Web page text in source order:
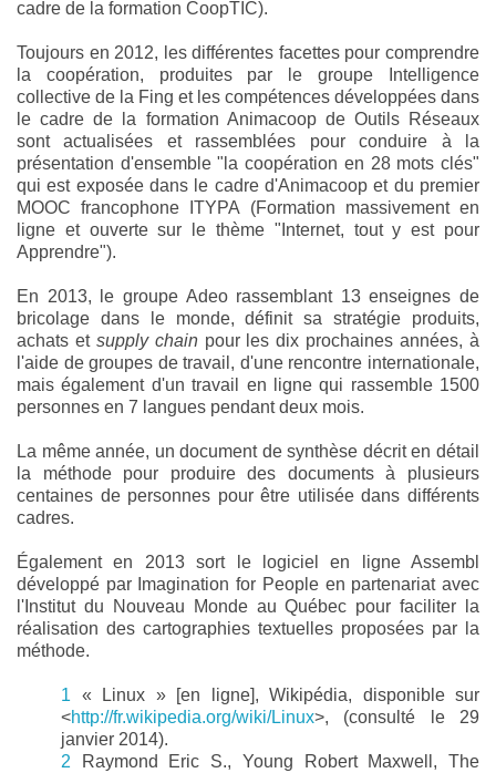
cadre de la formation CoopTIC).
Toujours en 2012, les différentes facettes pour comprendre
la coopération, produites par le groupe Intelligence
collective de la Fing et les compétences développées dans
le cadre de la formation Animacoop de Outils Réseaux
sont actualisées et rassemblées pour conduire à la
présentation d'ensemble "la coopération en 28 mots clés"
qui est exposée dans le cadre d'Animacoop et du premier
MOOC francophone ITYPA (Formation massivement en
ligne et ouverte sur le thème "Internet, tout y est pour
Apprendre").
En 2013, le groupe Adeo rassemblant 13 enseignes de
bricolage dans le monde, définit sa stratégie produits,
achats et supply chainpour les dix prochaines années, à
l'aide de groupes de travail, d'une rencontre internationale,
mais également d'un travail en ligne qui rassemble 1500
personnes en 7 langues pendant deux mois.
La même année, un document de synthèse décrit en détail
la méthode pour produire des documents à plusieurs
centaines de personnes pour être utilisée dans différents
cadres.
Également en 2013 sort le logiciel en ligne Assembl
développé par Imagination for People en partenariat avec
l'Institut du Nouveau Monde au Québec pour faciliter la
réalisation des cartographies textuelles proposées par la
méthode.
1 « Linux » [en ligne], Wikipédia, disponible sur
<http://fr.wikipedia.org/wiki/Linux>, (consulté le 29
janvier 2014).
2 Raymond Eric S., Young Robert Maxwell, The